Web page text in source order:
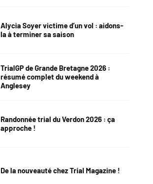
Alycia Soyer victime d’un vol : aidons-
la à terminer sa saison
TrialGP de Grande Bretagne 2026 :
résumé complet du weekend à
Anglesey
Randonnée trial du Verdon 2026 : ça
approche !
De la nouveauté chez Trial Magazine !